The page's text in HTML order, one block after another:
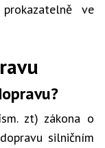
ve
zt) zákona o
silničním